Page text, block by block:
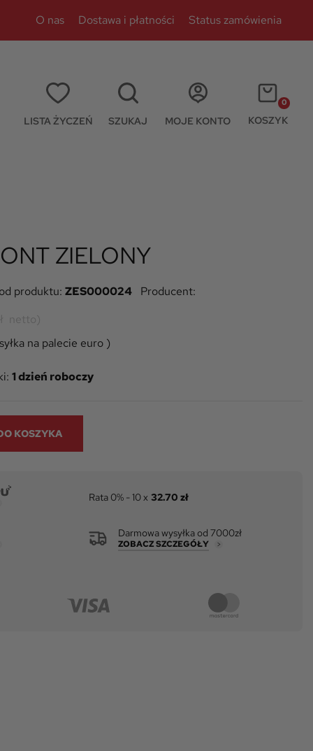
O nas Dostawa i płatności Status zamówienia
0
KOSZYK
LISTA ŻYCZEŃ SZUKAJ MOJE KONTO
ZIELONY
produktu: ZES000024 Producent:
netto)
na palecie euro )
1 dzień roboczy
KOSZYKA
Rata 0% - 10 x 32.70 zł
Darmowa wysyłka od 7000zł
ZOBACZ SZCZEGÓŁY